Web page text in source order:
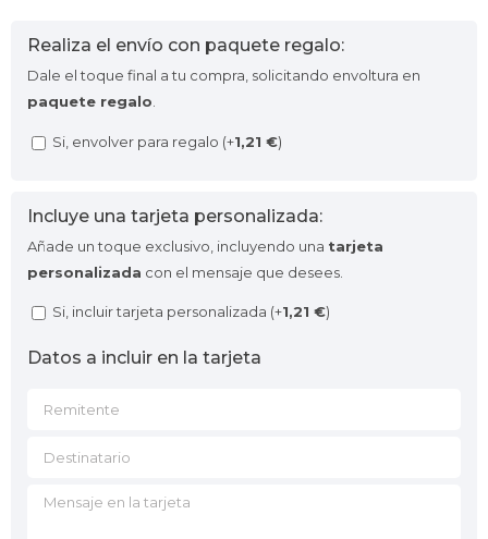
Realiza el envío con paquete regalo:
Dale el toque final a tu compra, solicitando envoltura en
paquete regalo
Si, envolver para regalo (+1,21 €)
Incluye una tarjeta personalizada:
Añade un toque exclusivo, incluyendo una tarjeta
personalizada con el mensaje que desees.
Si, incluir tarjeta personalizada (+1,21 €)
Datos a incluir en la tarjeta